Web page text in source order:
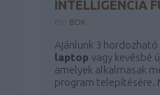
INTELLIGENCIA
BDK
Ajánlunk 3 hordozható
laptopvagy kevésbé
amelyek alkalmasak
program telepítésére.